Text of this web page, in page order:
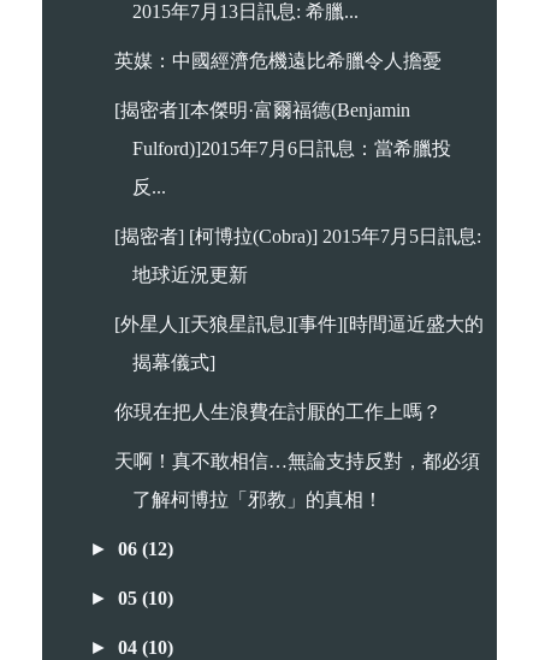
2015年7月13日訊息: 希臘...
英媒：中國經濟危機遠比希臘令人擔憂
[揭密者][本傑明·富爾福德(Benjamin
Fulford)]2015年7月6日訊息：當希臘投
反...
[揭密者] [柯博拉(Cobra)] 2015年7月5日訊息:
地球近況更新
[外星人][天狼星訊息][事件][時間逼近盛大的
揭幕儀式]
你現在把人生浪費在討厭的工作上嗎？
天啊！真不敢相信…無論支持反對，都必須
了解柯博拉「邪教」的真相！
►06(12)
►05(10)
►04(10)